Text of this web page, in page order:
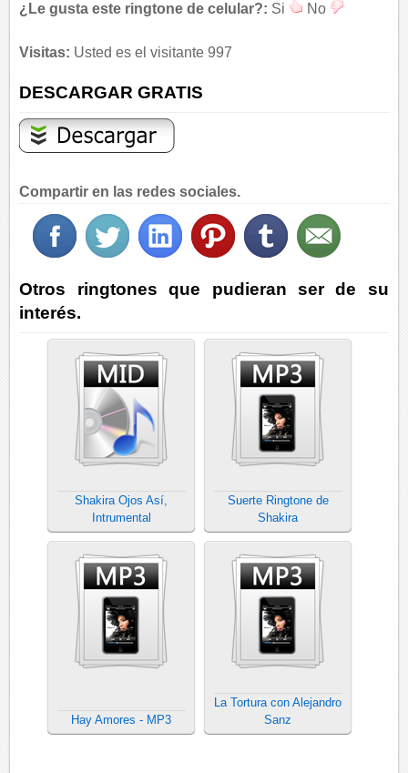
¿Le gusta este ringtone de celular?: Si No
Visitas: Usted es el visitante 997
DESCARGAR GRATIS
Compartir en las redes sociales.
Otros ringtones que pudieran ser de su
interés.
Shakira Ojos Así,
Intrumental
Suerte Ringtone de
Shakira
Hay Amores - MP3
La Tortura con Alejandro
Sanz